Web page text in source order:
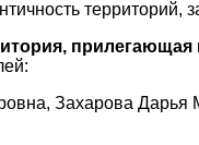
Захарова